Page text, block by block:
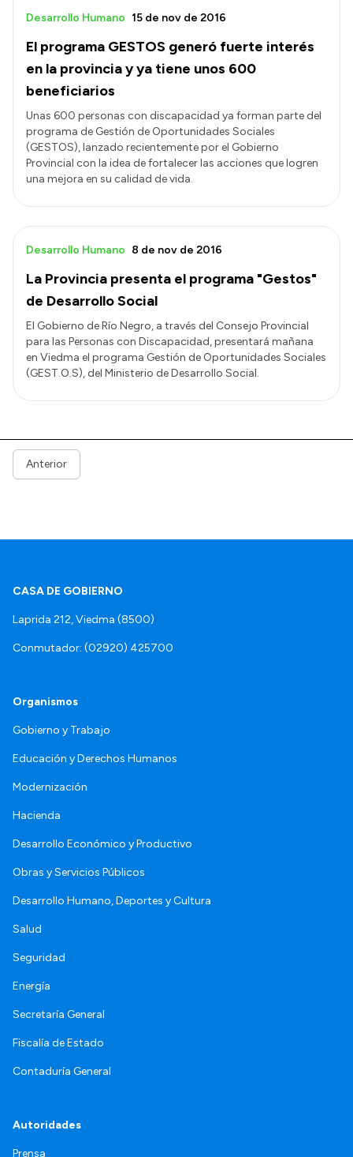
El programa GESTOS generó fuerte interés
en la provincia y ya tiene unos 600
beneficiarios
Desarrollo Humano 15 de nov de 2016
Unas 600 personas con discapacidad ya forman parte del
programa de Gestión de Oportunidades Sociales
(GESTOS), lanzado recientemente por el Gobierno
Provincial con la idea de fortalecer las acciones que logren
una mejora en su calidad de vida.
La Provincia presenta el programa "Gestos"
de Desarrollo Social
Desarrollo Humano 8 de nov de 2016
El Gobierno de Río Negro, a través del Consejo Provincial
para las Personas con Discapacidad, presentará mañana
en Viedma el programa Gestión de Oportunidades Sociales
(GEST.O.S), del Ministerio de Desarrollo Social.
Anterior
CASA DE GOBIERNO
Laprida 212, Viedma (8500)
Conmutador: (02920) 425700
Organismos
Gobierno y Trabajo
Educación y Derechos Humanos
Modernización
Hacienda
Desarrollo Económico y Productivo
Obras y Servicios Públicos
Desarrollo Humano, Deportes y Cultura
Salud
Seguridad
Energía
Secretaría General
Fiscalía de Estado
Contaduría General
Autoridades
Prensa